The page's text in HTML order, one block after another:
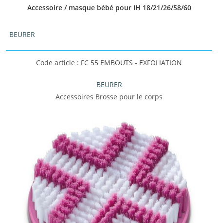
Accessoire / masque bébé pour IH 18/21/26/58/60
BEURER
Code article : FC 55 EMBOUTS - EXFOLIATION
BEURER
Accessoires Brosse pour le corps